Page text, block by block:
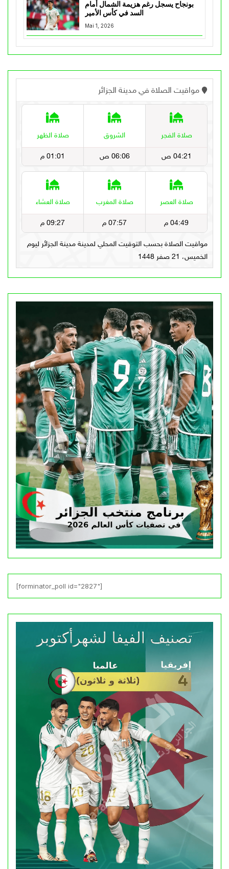
بونجاح يسجل رغم هزيمة الشمال أمام
السد في كأس الأمير
Mai 1, 2026
[forminator_poll id="2827"]